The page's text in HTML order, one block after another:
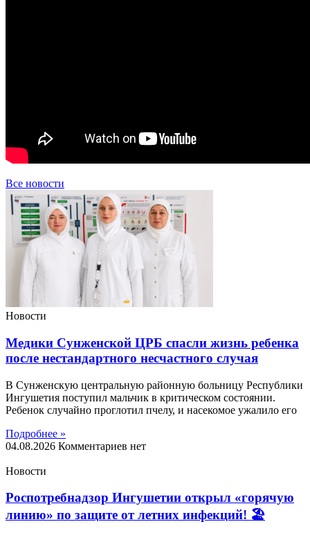
Все новости
Новости
Медики Сунженской ЦРБ спасли жизнь ребенка
после нестандартного несчастного случая
В Сунженскую центральную районную больницу Республики
Ингушетия поступил мальчик в критическом состоянии.
Ребенок случайно проглотил пчелу, и насекомое ужалило его
Подробнее »
04.08.2026 Комментариев нет
Новости
Роспотребнадзор Ингушетии открыл «горячую
линию» по защите от летних инфекций! 🏖